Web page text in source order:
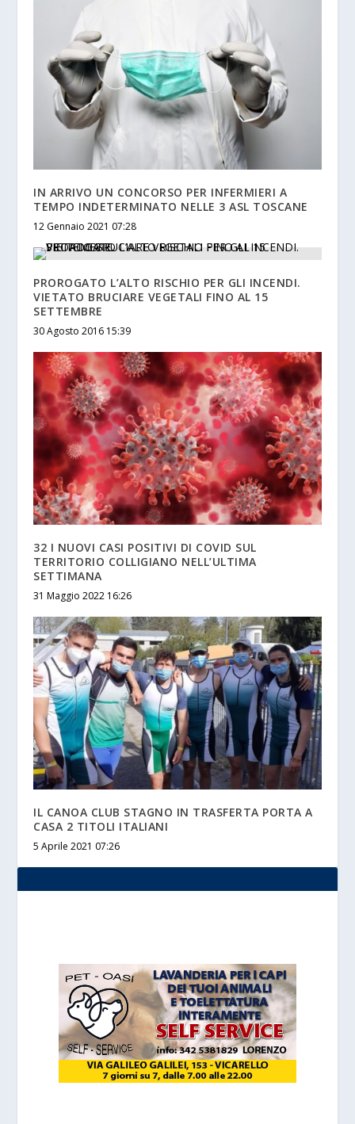
IN ARRIVO UN CONCORSO PER INFERMIERI A
TEMPO INDETERMINATO NELLE 3 ASL TOSCANE
12 Gennaio 2021 07:28
PROROGATO L’ALTO RISCHIO PER GLI INCENDI.
VIETATO BRUCIARE VEGETALI FINO AL 15
SETTEMBRE
30 Agosto 2016 15:39
32 I NUOVI CASI POSITIVI DI COVID SUL
TERRITORIO COLLIGIANO NELL’ULTIMA
SETTIMANA
31 Maggio 2022 16:26
IL CANOA CLUB STAGNO IN TRASFERTA PORTA A
CASA 2 TITOLI ITALIANI
5 Aprile 2021 07:26